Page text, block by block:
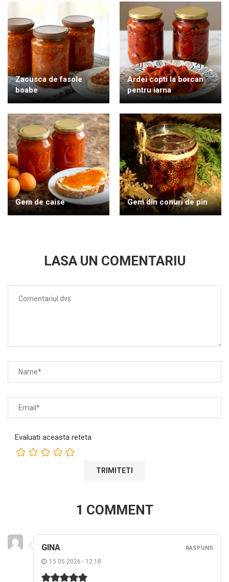
Zacusca de fasole
boabe
Ardei copti la borcan
pentru iarna
Gem de caise Gem din conuri de pin
LASA UN COMENTARIU
Evaluati aceasta reteta
1 COMMENT
GINA
15.05.2026 - 12:18
RASPUNS